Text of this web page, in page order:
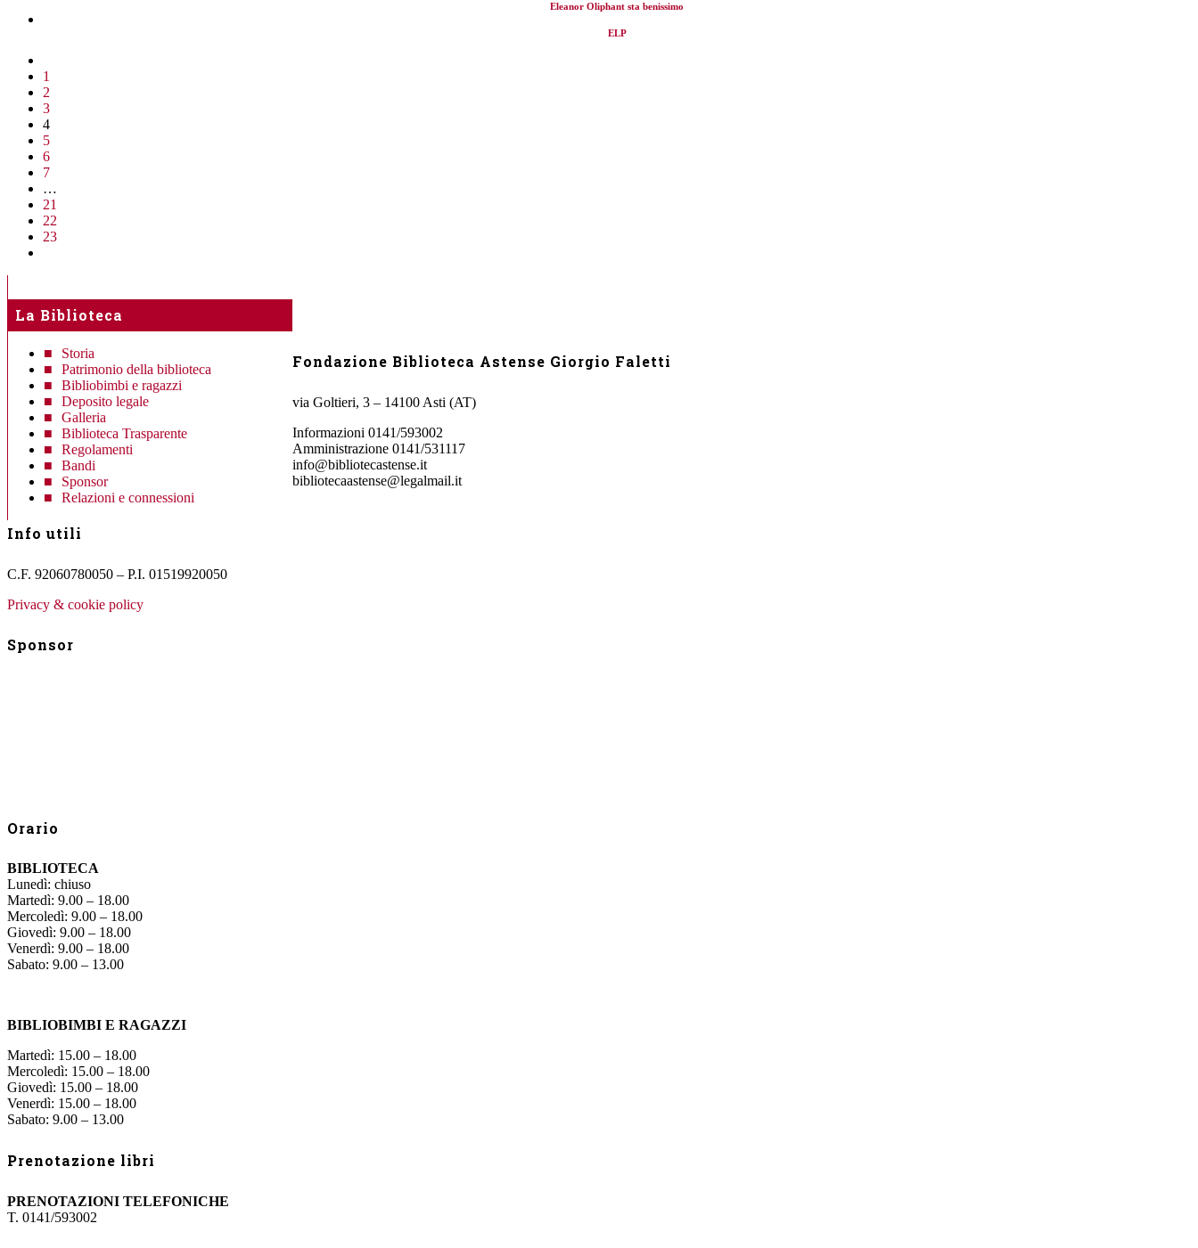
Eleanor Oliphant sta benissimo
ELP
1
2
3
4
5
6
7
…
21
22
23
La Biblioteca
Storia
Patrimonio della biblioteca
Bibliobimbi e ragazzi
Deposito legale
Galleria
Biblioteca Trasparente
Regolamenti
Bandi
Sponsor
Relazioni e connessioni
Fondazione Biblioteca Astense Giorgio Faletti
via Goltieri, 3 – 14100 Asti (AT)
Informazioni 0141/593002
Amministrazione 0141/531117
info@bibliotecastense.it
bibliotecaastense@legalmail.it
Info utili
C.F. 92060780050 – P.I. 01519920050
Privacy & cookie policy
Sponsor
Orario
BIBLIOTECA
Lunedì: chiuso
Martedì: 9.00 – 18.00
Mercoledì: 9.00 – 18.00
Giovedì: 9.00 – 18.00
Venerdì: 9.00 – 18.00
Sabato: 9.00 – 13.00
BIBLIOBIMBI E RAGAZZI
Martedì: 15.00 – 18.00
Mercoledì: 15.00 – 18.00
Giovedì: 15.00 – 18.00
Venerdì: 15.00 – 18.00
Sabato: 9.00 – 13.00
Prenotazione libri
PRENOTAZIONI TELEFONICHE
T. 0141/593002